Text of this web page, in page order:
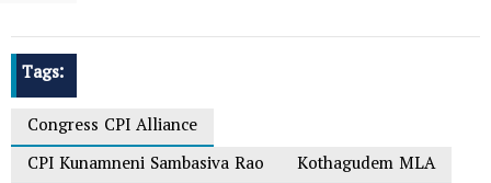
Tags:
Congress CPI Alliance
CPI Kunamneni Sambasiva Rao
Kothagudem MLA